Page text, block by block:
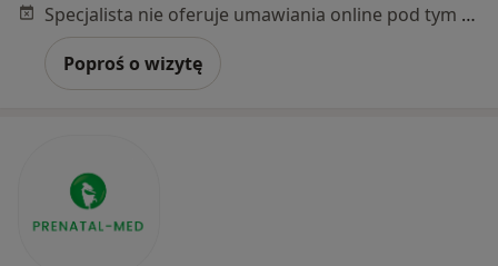
Specjalista nie oferuje umawiania online pod tym adresem.
Poproś o wizytę